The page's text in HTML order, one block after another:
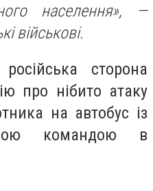
населення», —
військові.
сторона
про нібито атаку
на автобус із
командою в